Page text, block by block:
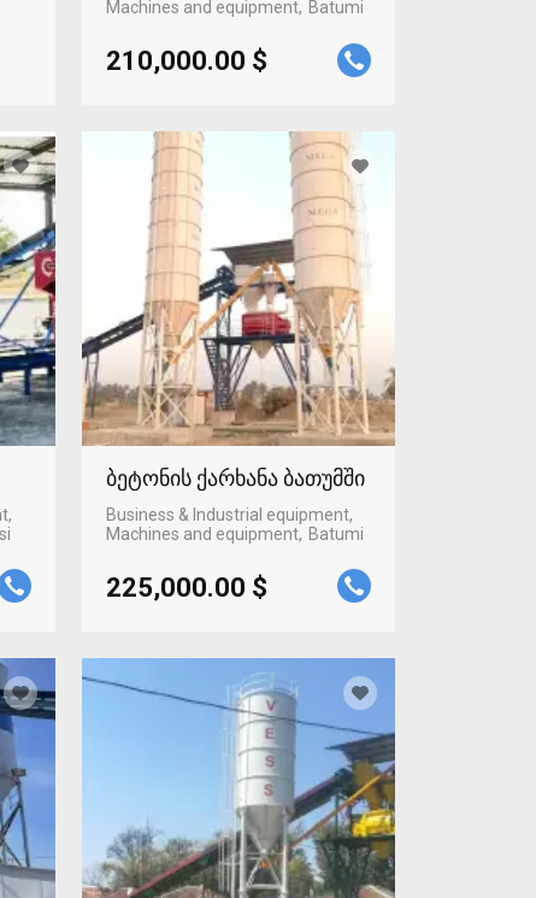
Machines and equipment
Batumi
210,000.00 $
ბეტონის ქარხანა ბათუმში
Business & Industrial equipment,
Machines and equipment
Batumi
225,000.00 $